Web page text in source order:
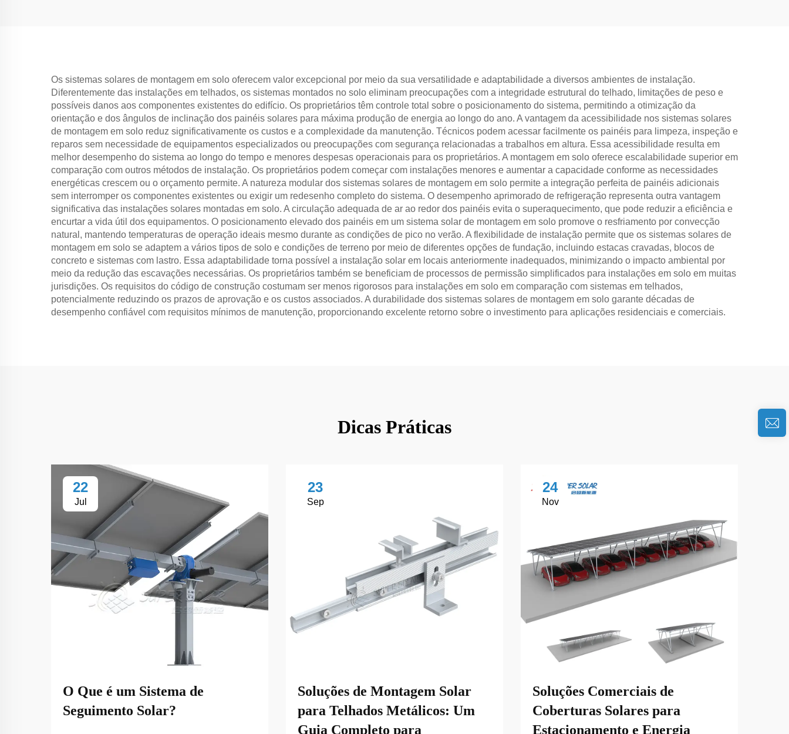
Os sistemas solares de montagem em solo oferecem valor excepcional por meio da sua versatilidade e adaptabilidade a diversos ambientes de instalação.
Diferentemente das instalações em telhados, os sistemas montados no solo eliminam preocupações com a integridade estrutural do telhado, limitações de peso e
possíveis danos aos componentes existentes do edifício. Os proprietários têm controle total sobre o posicionamento do sistema, permitindo a otimização da
orientação e dos ângulos de inclinação dos painéis solares para máxima produção de energia ao longo do ano. A vantagem da acessibilidade nos sistemas solares
de montagem em solo reduz significativamente os custos e a complexidade da manutenção. Técnicos podem acessar facilmente os painéis para limpeza, inspeção e
reparos sem necessidade de equipamentos especializados ou preocupações com segurança relacionadas a trabalhos em altura. Essa acessibilidade resulta em
melhor desempenho do sistema ao longo do tempo e menores despesas operacionais para os proprietários. A montagem em solo oferece escalabilidade superior em
comparação com outros métodos de instalação. Os proprietários podem começar com instalações menores e aumentar a capacidade conforme as necessidades
energéticas crescem ou o orçamento permite. A natureza modular dos sistemas solares de montagem em solo permite a integração perfeita de painéis adicionais
sem interromper os componentes existentes ou exigir um redesenho completo do sistema. O desempenho aprimorado de refrigeração representa outra vantagem
significativa das instalações solares montadas em solo. A circulação adequada de ar ao redor dos painéis evita o superaquecimento, que pode reduzir a eficiência e
encurtar a vida útil dos equipamentos. O posicionamento elevado dos painéis em um sistema solar de montagem em solo promove o resfriamento por convecção
natural, mantendo temperaturas de operação ideais mesmo durante as condições de pico no verão. A flexibilidade de instalação permite que os sistemas solares de
montagem em solo se adaptem a vários tipos de solo e condições de terreno por meio de diferentes opções de fundação, incluindo estacas cravadas, blocos de
concreto e sistemas com lastro. Essa adaptabilidade torna possível a instalação solar em locais anteriormente inadequados, minimizando o impacto ambiental por
meio da redução das escavações necessárias. Os proprietários também se beneficiam de processos de permissão simplificados para instalações em solo em muitas
jurisdições. Os requisitos do código de construção costumam ser menos rigorosos para instalações em solo em comparação com sistemas em telhados,
potencialmente reduzindo os prazos de aprovação e os custos associados. A durabilidade dos sistemas solares de montagem em solo garante décadas de
desempenho confiável com requisitos mínimos de manutenção, proporcionando excelente retorno sobre o investimento para aplicações residenciais e comerciais.
Dicas Práticas
22
Jul
O Que é um Sistema de
Seguimento Solar?
23
Sep
Soluções de Montagem Solar
para Telhados Metálicos: Um
Guia Completo para
24
Nov
Soluções Comerciais de
Coberturas Solares para
Estacionamento e Energia